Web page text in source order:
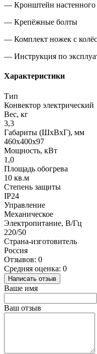
— Кронштейн настенного
— Крепёжные болты
— Комплект ножек с
— Инструкция по
Характеристики
Тип
Конвектор электрический
Вес, кг
3,3
Габариты (ШхВхГ), мм
460x400x97
Мощность, кВт
1,0
Площадь обогрева
10 кв.м
Степень защиты
IP24
Управление
Механическое
Электропитание, В/Гц
220/50
Страна-изготовитель
Россия
Отзывов: 0
Средняя оценка: 0
Написать отзыв
Ваше имя
Ваш отзыв